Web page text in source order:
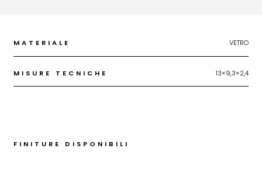
MATERIALE VETRO
MISURE TECNICHE 13×9,3×2,4
FINITURE DISPONIBILI